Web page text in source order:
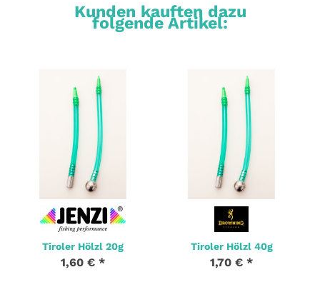
Kunden kauften dazu
folgende Artikel:
Tiroler Hölzl 20g
1,60 € *
Tiroler Hölzl 40g
1,70 € *